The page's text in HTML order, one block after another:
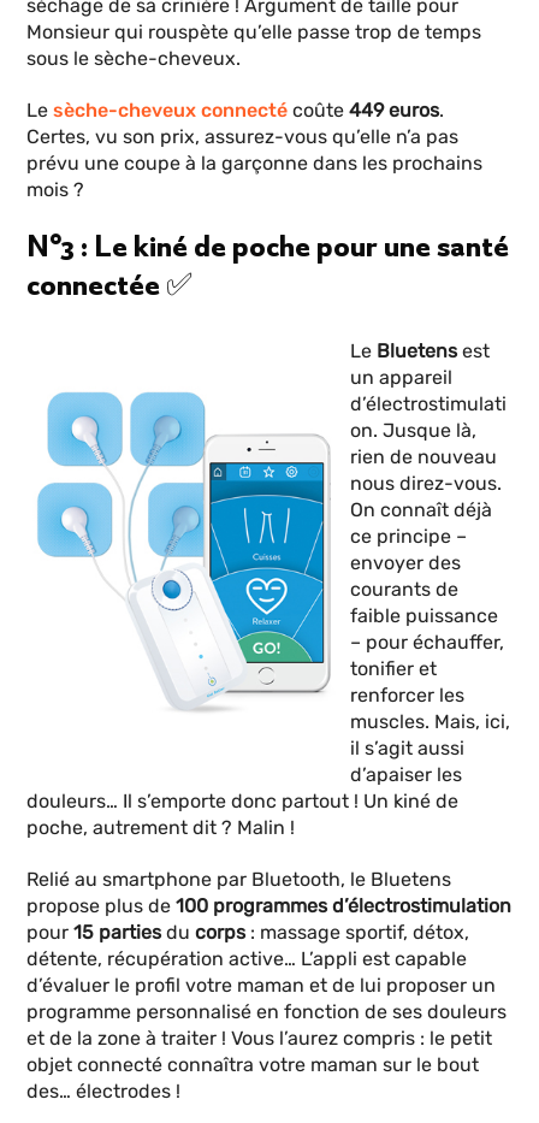
séchage de sa crinière ! Argument de taille pour
Monsieur qui rouspète qu’elle passe trop de temps
sous le sèche-cheveux.
Lesèche-cheveux connecté coûte449 euros.
Certes, vu son prix, assurez-vous qu’elle n’a pas
prévu une coupe à la garçonne dans les prochains
mois ?
N°3 : Le kiné de poche pour une santé
connectée ✅
Le Bluetens est
un appareil
d’électrostimulati
on. Jusque là,
rien de nouveau
nous direz-vous.
On connaît déjà
ce principe –
envoyer des
courants de
faible puissance
– pour échauffer,
tonifier et
renforcer les
muscles. Mais, ici,
il s’agit aussi
d’apaiser les
douleurs… Il s’emporte donc partout ! Un kiné de
poche, autrement dit ? Malin !
Relié au smartphone par Bluetooth, le Bluetens
propose plus de100 programmes d’électrostimulation
pour15 parties ducorps : massage sportif, détox,
détente, récupération active… L’appli est capable
d’évaluer le profil votre maman et de lui proposer un
programme personnalisé en fonction de ses douleurs
et de la zone à traiter ! Vous l’aurez compris : le petit
objet connecté connaîtra votre maman sur le bout
des… électrodes !